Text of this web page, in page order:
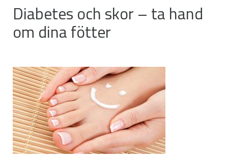
Diabetes och skor – ta hand
om dina fötter